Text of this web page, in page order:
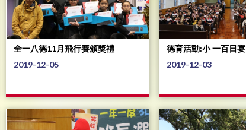
全一八德11月飛行賽頒獎禮
2019-12-05
德育活動:小 一百日宴
2019-12-03